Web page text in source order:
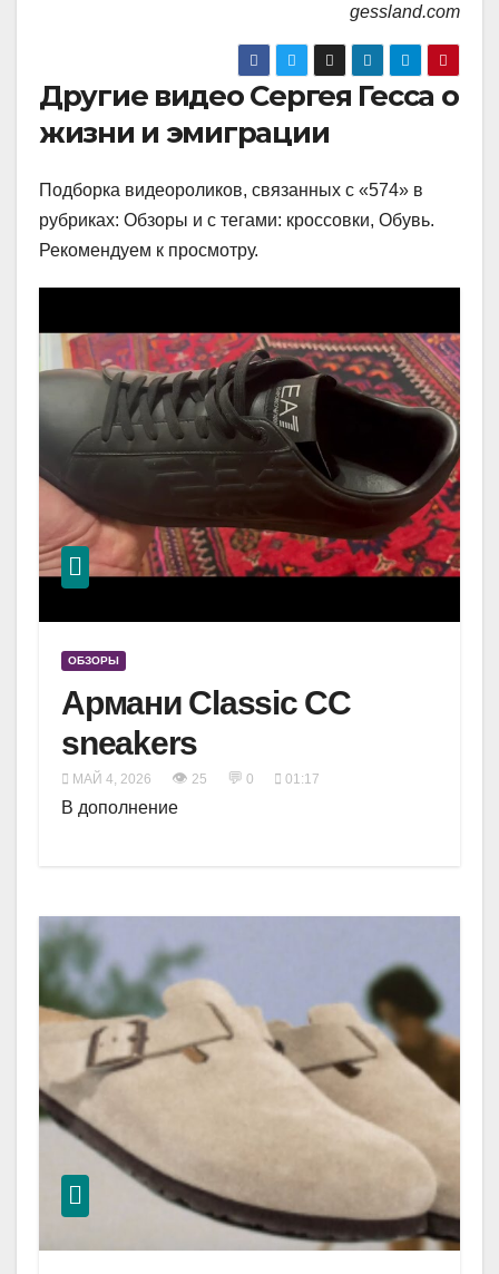
gessland.com
Другие видео Сергея Гесса о
жизни и эмиграции
Подборка видеороликов, связанных с «574» в
рубриках: Обзоры и с тегами: кроссовки, Обувь.
Рекомендуем к просмотру.
ОБЗОРЫ
Армани Classic CC
sneakers
МАЙ 4, 2026 👁 25 💬 0 01:17
В дополнение